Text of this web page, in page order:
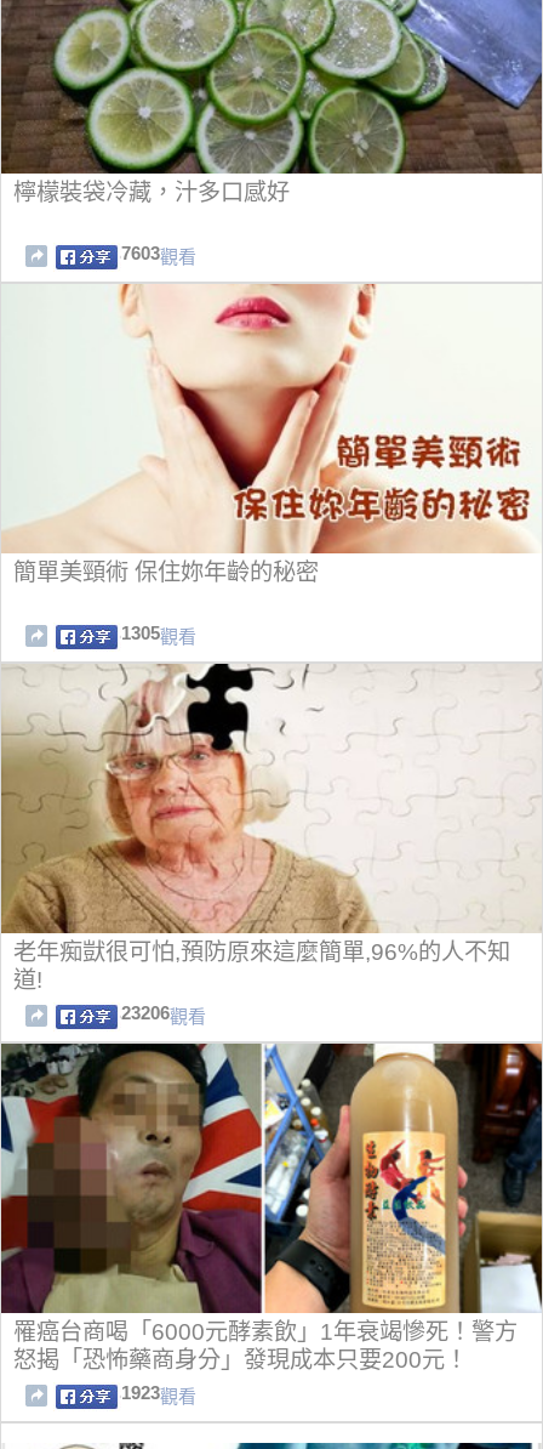
檸檬裝袋冷藏，汁多口感好
7603觀看
簡單美頸術 保住妳年齡的秘密
1305觀看
老年痴獃很可怕,預防原來這麼簡單,96%的人不知
道!
23206觀看
罹癌台商喝「6000元酵素飲」1年衰竭慘死！警方
怒揭「恐怖藥商身分」發現成本只要200元！
1923觀看